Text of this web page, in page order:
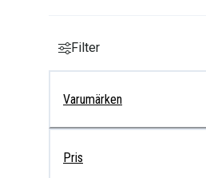
Filter
Varumärken
Pris